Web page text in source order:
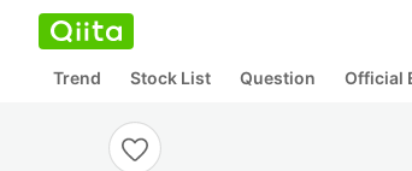
Trend Stock List Question Official